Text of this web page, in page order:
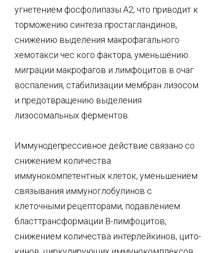
угнетением фосфолипазы А2, что при­водит к
торможению синтеза простагландинов,
снижению выделения макрофагального
хемотакси чес кого фактора, уменьшению
миграции макрофагов и лимфоцитов в очаг
вос­паления, стабилизации мембран лизосом
и предотвращению выделения
лизосомальных ферментов.
Иммунодепрессивное действие связано со
снижением количества
иммунокомпетентных клеток, уменьшением
связывания иммуноглобулинов с
клеточными рецепторами, подав­лением
бласттрансформации В-лимфоцитов,
снижением количества интерлейкинов, цито-